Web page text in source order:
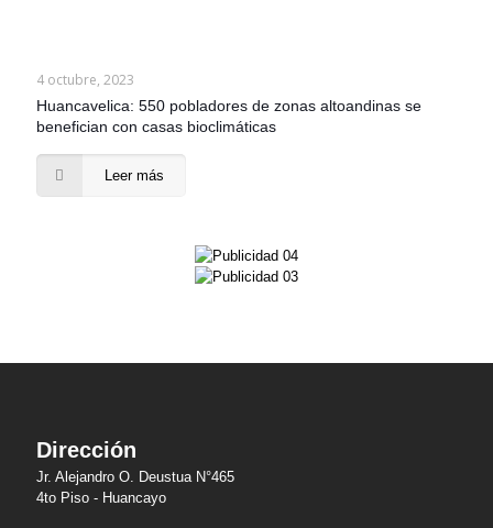
4 octubre, 2023
Huancavelica: 550 pobladores de zonas altoandinas se
benefician con casas bioclimáticas
Leer más
Dirección
Jr. Alejandro O. Deustua N°465
4to Piso - Huancayo